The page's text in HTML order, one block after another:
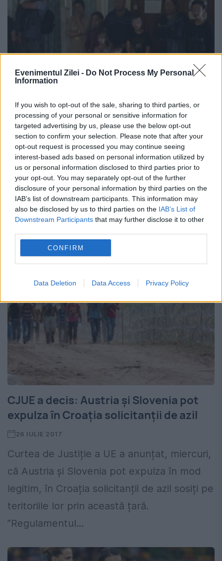
Evenimentul Zilei - Do Not Process My Personal
Information
If you wish to opt-out of the sale, sharing to third parties, or
processing of your personal or sensitive information for
targeted advertising by us, please use the below opt-out
section to confirm your selection. Please note that after your
opt-out request is processed you may continue seeing
interest-based ads based on personal information utilized by
us or personal information disclosed to third parties prior to
your opt-out. You may separately opt-out of the further
disclosure of your personal information by third parties on the
IAB’s list of downstream participants. This information may
also be disclosed by us to third parties on the IAB’s List of
Downstream Participants that may further disclose it to other
CONFIRM
Data Deletion Data Access Privacy Policy
Grup de migranți din Irak oprit aproape
de graniță
30 AUGUST 2017
S-a dat din nou alarma în Timiș: un nou
grup de migranți, încercau să treacă cu o
mașină, în dincolo de frontier românească.
Unsprezece irakieni au fost prinși,
înghesuiți într-o...
CJUE a decis: Austria și Slovenia pot
expulza în Croația solicitanții de azil
26 IULIE 2017
Curtea de Justiție a UE a anunțat, miercuri,
că Austria și Slovenia pot expulza în mod
legitim, în Croația solicitanții de azil sosiți pe
teritoriile lor prin această țară.
”Regulamentul...